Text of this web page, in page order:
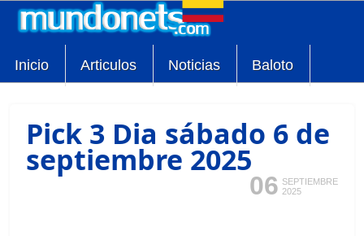
Inicio Articulos Noticias Baloto
Pick 3 Dia sábado 6 de
septiembre 2025
06 SEPTIEMBRE
2025